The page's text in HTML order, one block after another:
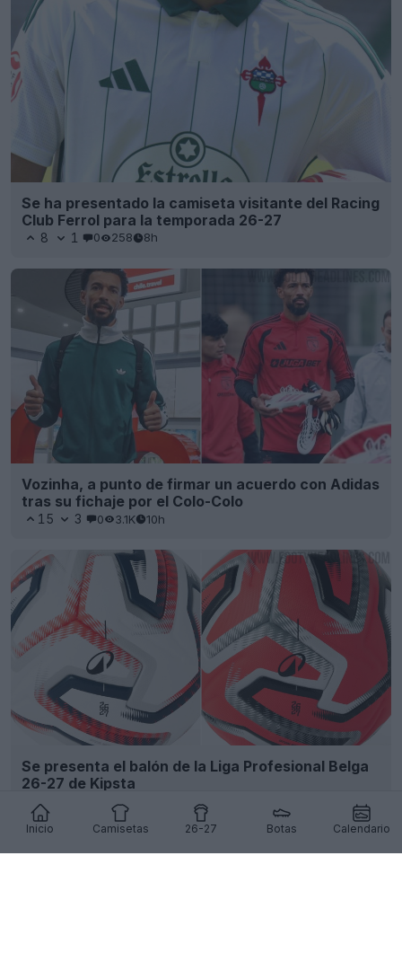
Inicio Camisetas 26-27 Botas Calendario
Se ha presentado la camiseta visitante del Racing
Club Ferrol para la temporada 26-27
8 1 0 258 8h
Vozinha, a punto de firmar un acuerdo con Adidas
tras su fichaje por el Colo-Colo
15 3 0 3.1K 10h
Se presenta el balón de la Liga Profesional Belga
26-27 de Kipsta
7